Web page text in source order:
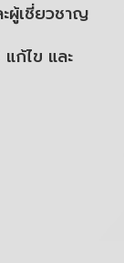
ผู้เชี่ยวชาญ
ก้ไข และ